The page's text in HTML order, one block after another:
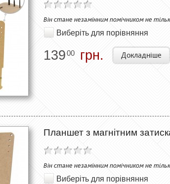
Він стане незамінним помічником не
Виберіть для порівняння
13900 грн. Докладніше
Планшет з магнітним
Він стане незамінним помічником не
Виберіть для порівняння